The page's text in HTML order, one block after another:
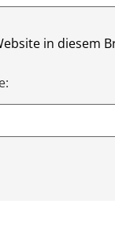
in diesem